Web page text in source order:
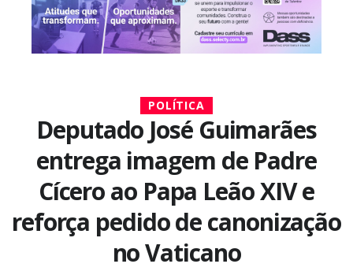
POLÍTICA
Deputado José Guimarães
entrega imagem de Padre
Cícero ao Papa Leão XIV e
reforça pedido de canonização
no Vaticano